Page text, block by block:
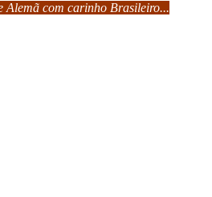
Alemã com carinho Brasileiro...